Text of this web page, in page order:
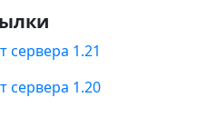
сервера 1.21
сервера 1.20